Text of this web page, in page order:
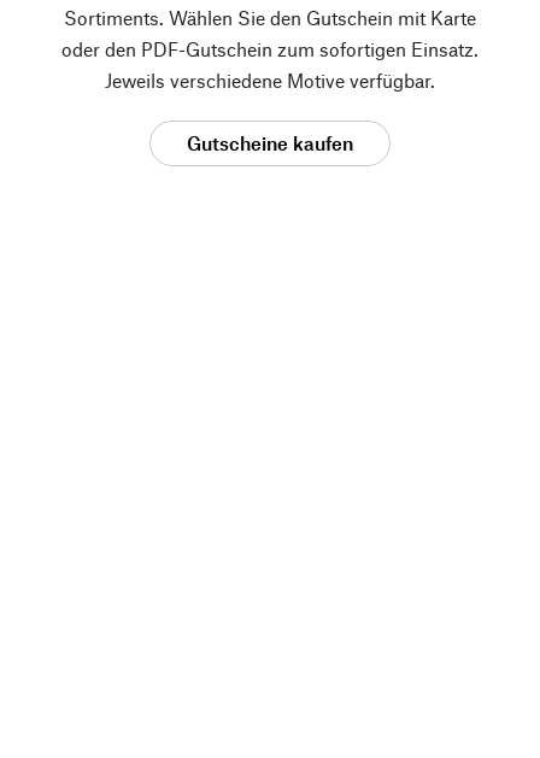
Sortiments. Wählen Sie den Gutschein mit Karte
oder den PDF-Gutschein zum sofortigen Einsatz.
Jeweils verschiedene Motive verfügbar.
Gutscheine kaufen